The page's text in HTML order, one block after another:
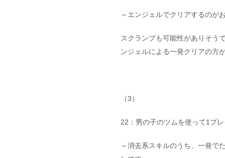
～エンジェルでクリアするのが
スクランプも可能性がありそう
ンジェルによる一発クリアの方
（3）
22：男の子のツムを使って1プ
～消去系スキルのうち、一発で